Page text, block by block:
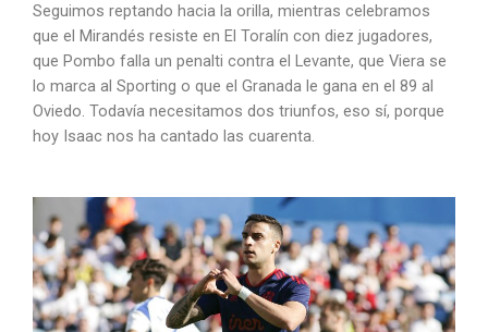
Seguimos reptando hacia la orilla, mientras celebramos
que el Mirandés resiste en El Toralín con diez jugadores,
que Pombo falla un penalti contra el Levante, que Viera se
lo marca al Sporting o que el Granada le gana en el 89 al
Oviedo. Todavía necesitamos dos triunfos, eso sí, porque
hoy Isaac nos ha cantado las cuarenta.